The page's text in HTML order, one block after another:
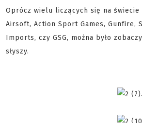
Oprócz wielu liczących się na świecie
Airsoft, Action Sport Games, Gunfire,
Imports, czy GSG, można było
słyszy.